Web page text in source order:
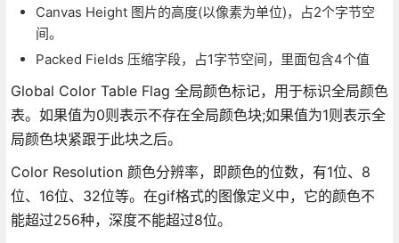
Canvas Height 图片的高度(以像素为单位)，占2个字节空
间。
Packed Fields 压缩字段，占1字节空间，里面包含4个值
Global Color Table Flag 全局颜色标记，用于标识全局颜色
表。如果值为0则表示不存在全局颜色块;如果值为1则表示全
局颜色块紧跟于此块之后。
Color Resolution 颜色分辨率，即颜色的位数，有1位、8
位、16位、32位等。在gif格式的图像定义中，它的颜色不
能超过256种，深度不能超过8位。